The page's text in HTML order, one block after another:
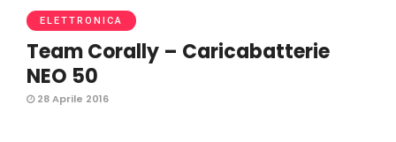
ELETTRONICA
Team Corally – Caricabatterie
NEO 50
28 Aprile 2016